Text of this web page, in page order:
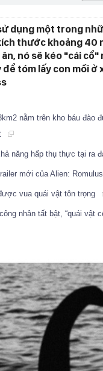
dụng một trong
thước khoảng 40
nó sẽ kéo "cái cổ"
tóm lấy con mồi ở
nằm trên kho báu
năng hấp thụ thực tại ra
mới của Alien: Romulus
vua quái vật tôn trọng
nhân tất bật, “quái vật